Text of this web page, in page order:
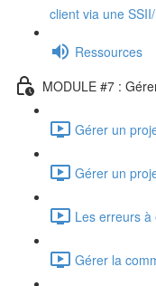
client via une
Ressources
MODULE #7 :
Gérer un
Gérer un
Les erreurs à
Gérer la